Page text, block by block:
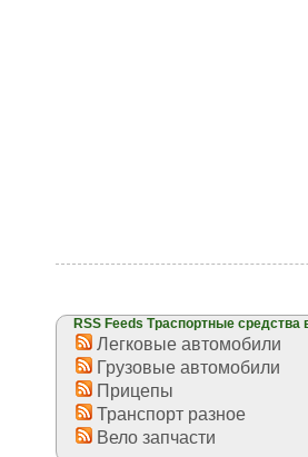
RSS Feeds Траспортные
Легковые автомобили
Грузовые автомобили
Прицепы
Транспорт разное
Вело запчасти